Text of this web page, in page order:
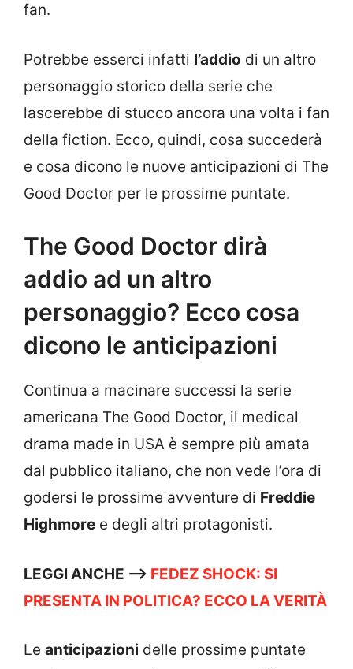
fan.
Potrebbe esserci infatti l’addio di un altro
personaggio storico della serie che
lascerebbe di stucco ancora una volta i fan
della fiction. Ecco, quindi, cosa succederà
e cosa dicono le nuove anticipazioni di The
Good Doctor per le prossime puntate.
The Good Doctor dirà
addio ad un altro
personaggio? Ecco cosa
dicono le anticipazioni
Continua a macinare successi la serie
americana The Good Doctor, il medical
drama made in USA è sempre più amata
dal pubblico italiano, che non vede l’ora di
godersi le prossime avventure di Freddie
Highmore e degli altri protagonisti.
LEGGI ANCHE –> FEDEZ SHOCK: SI
PRESENTA IN POLITICA? ECCO LA VERITÀ
Le anticipazioni delle prossime puntate